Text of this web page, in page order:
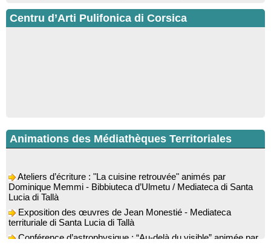
Centru d’Arti Pulifonica di Corsica
Animations des Médiathèques Territoriales
Dominique Memmi - Bibbiuteca d’Ulmetu / Mediateca di Santa
Lucia di Tallà
territuriale di Santa Lucia di Tallà
l’astrophysicien Paul Guerrini - Médiathèque - Pitretu è